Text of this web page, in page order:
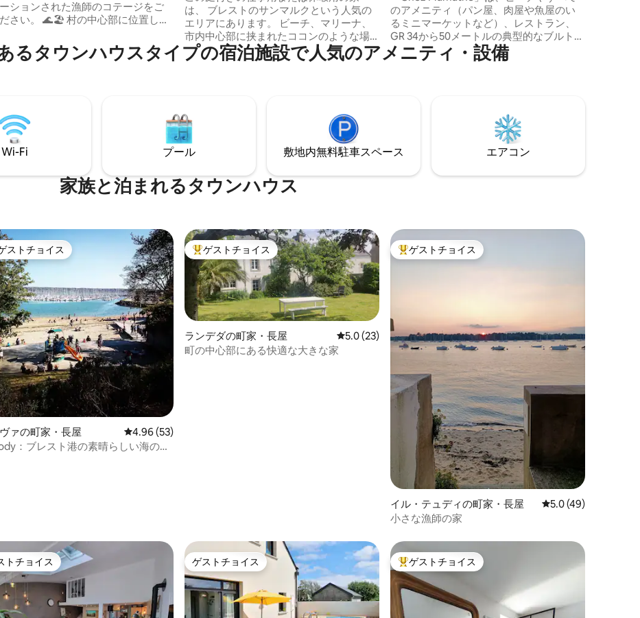
ションされた漁師のコテージをご
。 🌊🏖️ 村の中心部に位置し、
守られたリアガーデンは、リラッ
のに最適です。 この家には、オ
ます。
は、 ブレストのサンマルクという人気の
エリアにあります。 ビーチ、マリーナ、
市内中心部に挟まれたココンのような場
所にあります。 私はあなたを大歓迎しま
す 静かに楽しんで、観光して、仕事をし
調理器具・設備の整ったキッチン、バス
ルーム、庭。 この温かい家でヨードの楽
しみを味わってください！
のアメニティ（パン屋、肉屋や魚屋のい
るミニマーケットなど）、レストラン、
GR 34から50メートルの典型的なブルトン
の家です。 車は使いません。すべて徒歩
で行きます。家から周辺まで、海、フォ
整った家、海を望む3つのベッドルーム、
ストーブと大きな囲まれた庭のある美し
るタウンハウスタイプの宿泊施設で人気のアメニティ・設備
Wi-Fi プール 敷地内無料駐⁠車ス⁠ペ⁠ー⁠ス エアコン
家族と泊まれるタウンハウス
つ星中5.0つ星の平均評価
評のゲストチョイスです。
ストチョイス
ァの町家・長屋 レビュー53件、5つ星中4.96つ星の平均評価
4.96 (53)
：ブレスト港の素晴らしい海の眺
大好評のゲストチョイスです。
ゲストチョイス
ランデダの町家・長屋 レビュー23件、5つ星中5.0つ星の平均評価
5.0 (23)
町の中心部にある快適な大きな家
大好評のゲストチョイスです。
ゲストチョイス
イル・テュディの町家・長屋 レビュー49件、5つ
5.0 (49)
小さな漁師の家
トチョイス
トチョイス ゲストチョイス
ゲストチョイス 大好評のゲストチョイスです。
ゲストチョイス